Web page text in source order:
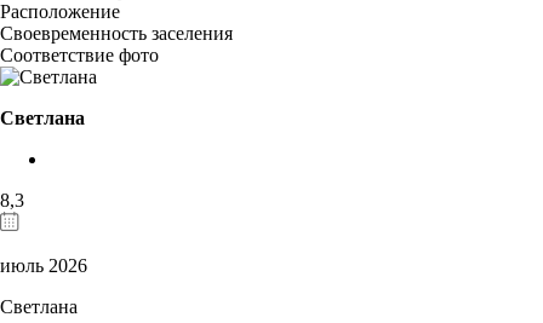
Расположение
Своевременность заселения
Соответствие фото
Светлана
8,3
июль 2026
Светлана